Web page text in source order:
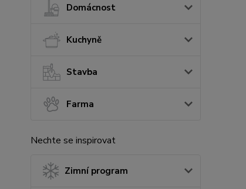
Domácnost
Kuchyně
Stavba
Farma
Nechte se inspirovat
Zimní program